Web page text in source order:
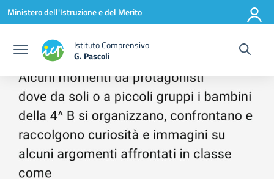
Vai ai contenuti
Vai al menu di navigazione
Vai al footer
Ministero dell'Istruzione e del Merito
Istituto Comprensivo
G. Pascoli